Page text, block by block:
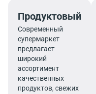
Продуктовый
Современный
супермаркет
предлагает
широкий
ассортимент
качественных
продуктов, свежих